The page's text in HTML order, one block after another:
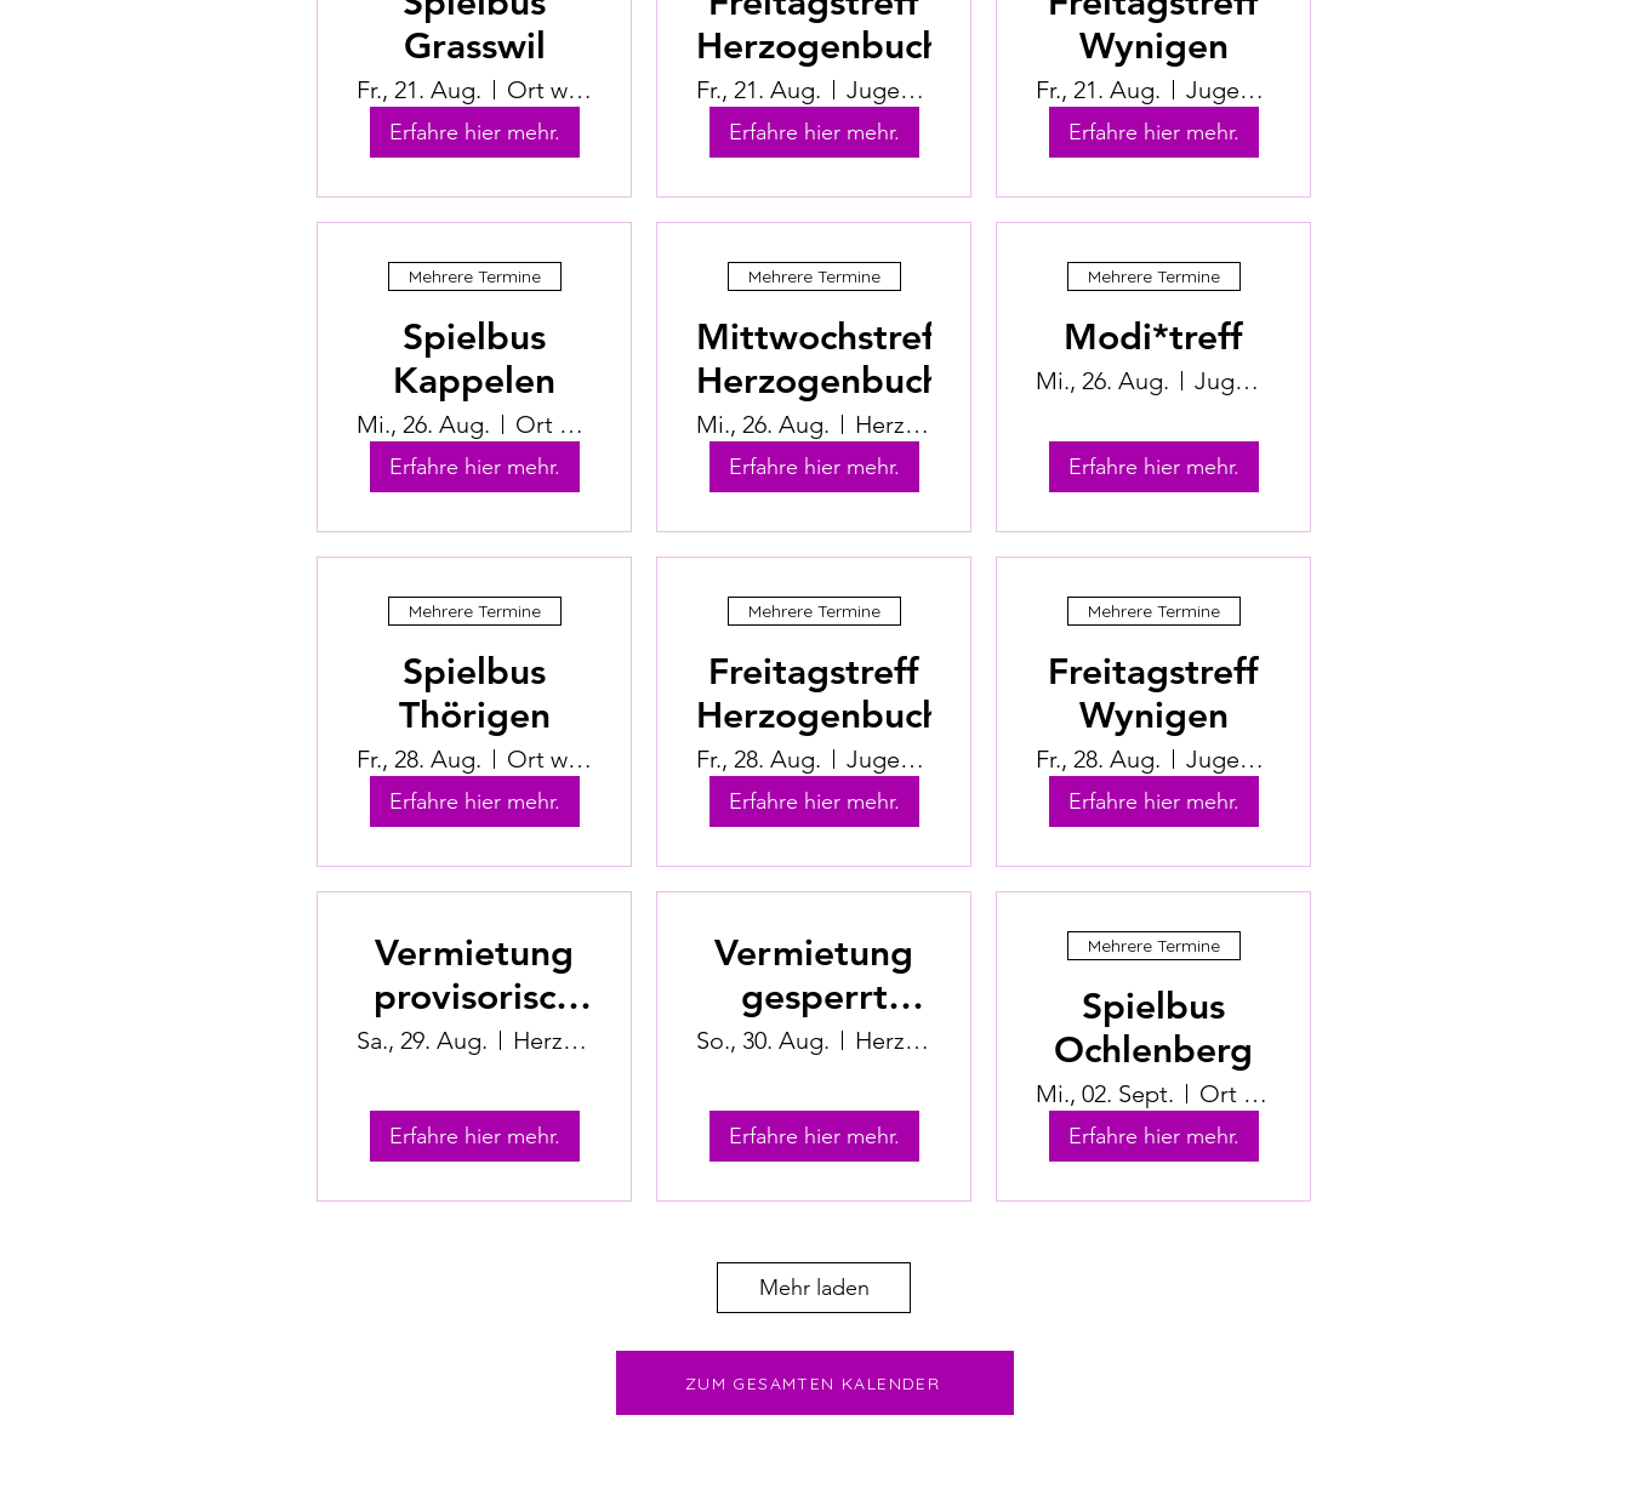
Grasswil
Fr., 21. Aug. Ort wird bekanntgegeben
Erfahre hier mehr.
Herzogenbuchsee
Fr., 21. Aug. Jugendhuus Herzogenbuchsee
Erfahre hier mehr.
Wynigen
Fr., 21. Aug. Jugendhuus Wynigen
Erfahre hier mehr.
Mehrere Termine
Spielbus
Kappelen
Mi., 26. Aug. Ort wird bekanntgegeben
Erfahre hier mehr.
Mehrere Termine
Mittwochstreff
Herzogenbuchsee
Mi., 26. Aug. Herzogenbuchsee
Erfahre hier mehr.
Mehrere Termine
Modi*treff
Mi., 26. Aug. Jugendhuus Herzogenbuchsee
Erfahre hier mehr.
Mehrere Termine
Spielbus
Thörigen
Fr., 28. Aug. Ort wird bekanntgegeben
Erfahre hier mehr.
Mehrere Termine
Freitagstreff
Herzogenbuchsee
Fr., 28. Aug. Jugendhuus Herzogenbuchsee
Erfahre hier mehr.
Mehrere Termine
Freitagstreff
Wynigen
Fr., 28. Aug. Jugendhuus Wynigen
Erfahre hier mehr.
Vermietung
provisorisch
(Jugendhuus)
Sa., 29. Aug. Herzogenbuchsee
Erfahre hier mehr.
Vermietung
gesperrt
(Jugendhuus)
So., 30. Aug. Herzogenbuchsee
Erfahre hier mehr.
Mehrere Termine
Spielbus
Ochlenberg
Mi., 02. Sept. Ort wird bekanntgegeben
Erfahre hier mehr.
Mehr laden
ZUM GESAMTEN KALENDER